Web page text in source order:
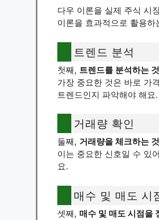
다우 이론을 실제 주식 시
이론을 효과적으로 활용
트렌드 분석
첫째, 트렌드를 분석하는
가장 중요한 것은 바로 가
트렌드인지 파악해야 해요.
거래량 확인
둘째, 거래량을 체크하는
이는 중요한 신호일 수 있
요.
매수 및 매도 시
셋째, 매수 및 매도 시점을